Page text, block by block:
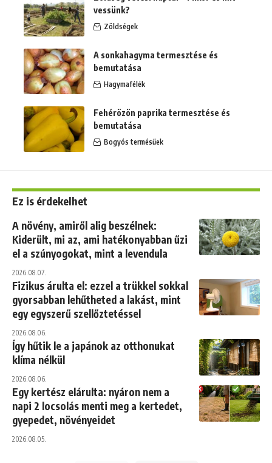
vessünk?
Zöldségek
A sonkahagyma termesztése és
bemutatása
Hagymafélék
Fehérözön paprika termesztése és
bemutatása
Bogyós termésűek
Ez is érdekelhet
A növény, amiről alig beszélnek:
Kiderült, mi az, ami hatékonyabban űzi
el a szúnyogokat, mint a levendula
2026.08.07.
Fizikus árulta el: ezzel a trükkel sokkal
gyorsabban lehűtheted a lakást, mint
egy egyszerű szellőztetéssel
2026.08.06.
Így hűtik le a japánok az otthonukat
klíma nélkül
2026.08.06.
Egy kertész elárulta: nyáron nem a
napi 2 locsolás menti meg a kertedet,
gyepedet, növényeidet
2026.08.05.